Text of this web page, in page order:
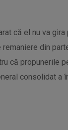
că el nu va
din
că propunerile
consolidat a